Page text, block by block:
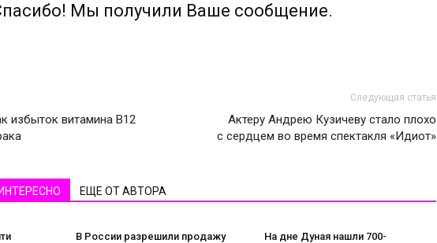
Мы получили Ваше сообщение.
избыток витамина B12
Следующая статья
Актеру Андрею Кузичеву стало плохо
с сердцем во время спектакля «Идиот»
ЕЩЕ ОТ АВТОРА
В России разрешили продажу
На дне Дуная нашли 700-